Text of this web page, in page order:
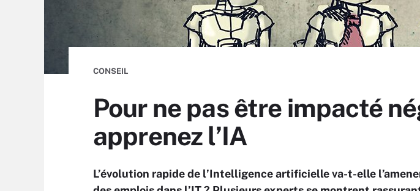
CONSEIL
Pour ne pas être impacté
apprenez l’IA
L’évolution rapide de l’Intelligence artificielle va-t-elle